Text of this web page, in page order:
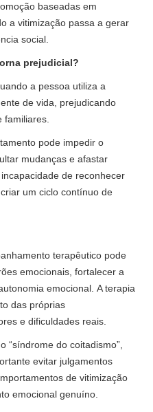
baseadas em
a vitimização passa a gerar
social.
prejudicial?
a pessoa utiliza a
de vida, prejudicando
familiares.
pode impedir o
mudanças e afastar
de reconhecer
um ciclo contínuo de
terapêutico pode
emocionais, fortalecer a
emocional. A terapia
das próprias
e dificuldades reais.
“síndrome do coitadismo”,
evitar julgamentos
de vitimização
emocional genuíno.